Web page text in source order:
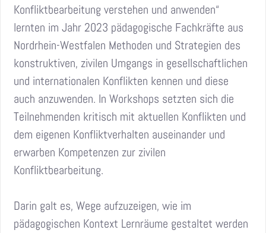
Konfliktbearbeitung verstehen und anwenden“
lernten im Jahr 2023 pädagogische Fachkräfte aus
Nordrhein-Westfalen Methoden und Strategien des
konstruktiven, zivilen Umgangs in gesellschaftlichen
und internationalen Konflikten kennen und diese
auch anzuwenden. In Workshops setzten sich die
Teilnehmenden kritisch mit aktuellen Konflikten und
dem eigenen Konfliktverhalten auseinander und
erwarben Kompetenzen zur zivilen
Konfliktbearbeitung.
Darin galt es, Wege aufzuzeigen, wie im
pädagogischen Kontext Lernräume gestaltet werden